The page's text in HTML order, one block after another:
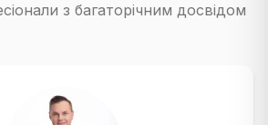
з багаторічним досвідом